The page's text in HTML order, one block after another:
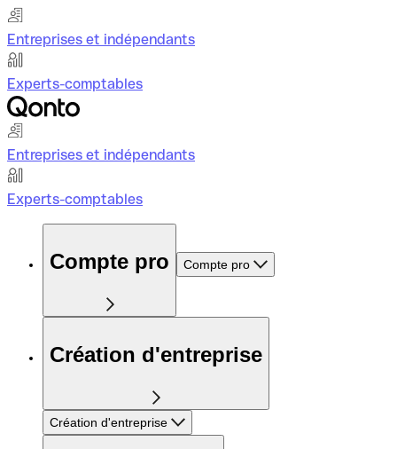
Entreprises et indépendants
Experts-comptables
Entreprises et indépendants
Experts-comptables
Compte pro Compte pro
Création d'entreprise
Création d'entreprise